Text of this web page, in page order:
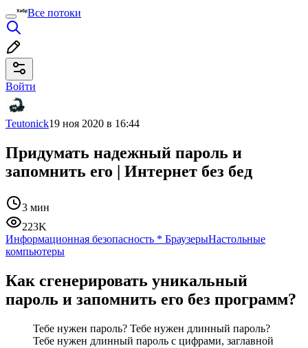
Все потоки
Войти
Teutonick19 ноя 2020 в 16:44
Придумать надежный пароль и
запомнить его | Интернет без бед
3 мин
223K
Информационная безопасность * БраузерыНастольные
компьютеры
Как сгенерировать уникальный
пароль и запомнить его без программ?
Тебе нужен пароль? Тебе нужен длинный пароль?
Тебе нужен длинный пароль с цифрами, заглавной